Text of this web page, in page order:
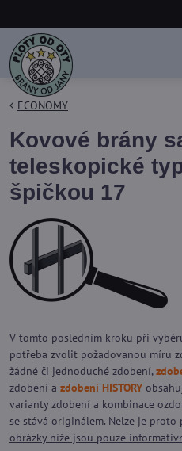
ECONOMY
Kovové brány
teleskopické
špičkou 17
V tomto posledním kroku při
potřeba zvolit požadovanou míru
žádné či jednoduché zdobení,
zdobení a zdobení HISTORY
varianty zdobení a kombinace
se stává originálem. Nelze je
obrázky níže jsou pouze